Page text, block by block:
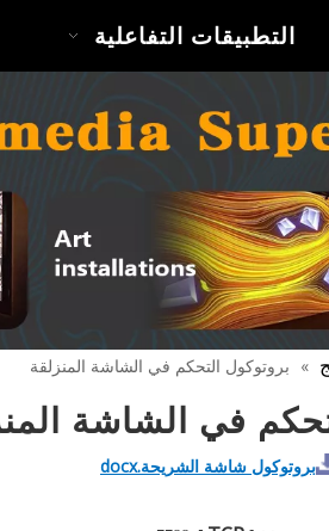
التطبيقات التفاعلية
» بروتوكول التحكم في الشاشة المنزلقة
في الشاشة
بروتوكول شاشة الشريحة.docx